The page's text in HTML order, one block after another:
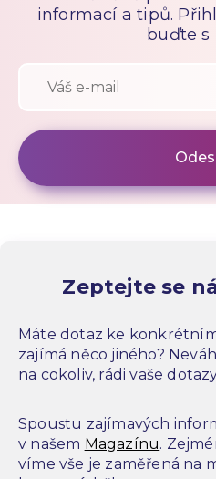
informací a tipů.
buďte s
Zeptejte se
Máte dotaz ke
zajímá něco jiného?
na cokoliv, rádi vaše
Spoustu zajímavých
v našem Magazínu.
víme vše je zaměřená na